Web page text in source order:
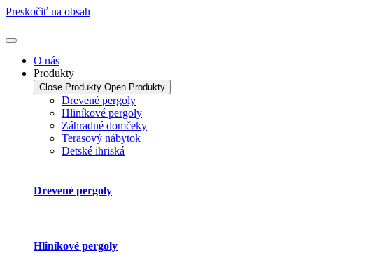
Preskočiť na obsah
O nás
Produkty
Close Produkty Open Produkty
Drevené pergoly
Hliníkové pergoly
Záhradné domčeky
Terasový nábytok
Detské ihriská
Drevené pergoly
Hliníkové pergoly